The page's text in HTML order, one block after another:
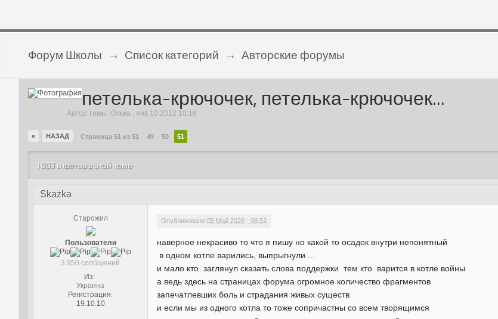
Форум Школы → Список категорий → Авторские форумы
петелька-крючочек, петелька-крючочек...
Автор темы: Олька ,янв 10 2012 10:16
« НАЗАД Страница 51 из 51 49 50 51
1003 ответов в этой теме
Skazka
Старожил
Пользователи
3 950 сообщений
Из:
Украина
Регистрация:
19.10.10
Опубликовано05 Май 2026 - 08:52
наверное некрасиво то что я пишу но какой то осадок внутри непонятный
в одном котле варились, выпрыгнули ...
и мало кто заглянул сказать слова поддержки тем кто варится в котле войны
а ведь здесь на страницах форума огромное количество фрагментов
запечатлевших боль и страдания живых существ
и если мы из одного котла то тоже сопричастны со всем творящимся